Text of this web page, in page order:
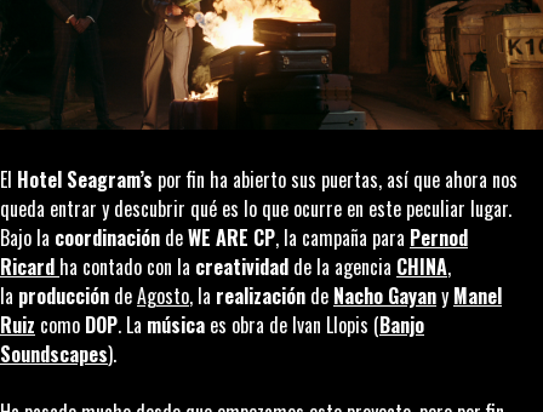
El Hotel Seagram’s por fin ha abierto sus puertas, así que ahora nos
queda entrar y descubrir qué es lo que ocurre en este peculiar lugar.
Bajo la coordinación deWE ARE CP, la campaña para Pernod
Ricard ha contado con la creatividad de la agencia CHINA,
la producción deAgosto, la realización de Nacho Gayany Manel
Ruiz como DOP. La música es obra de Ivan Llopis (Banjo
Soundscapes).